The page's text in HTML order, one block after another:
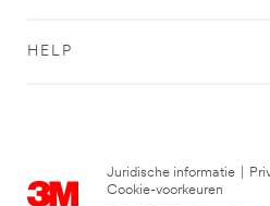
HELP
Juridische informatie
Cookie-voorkeuren